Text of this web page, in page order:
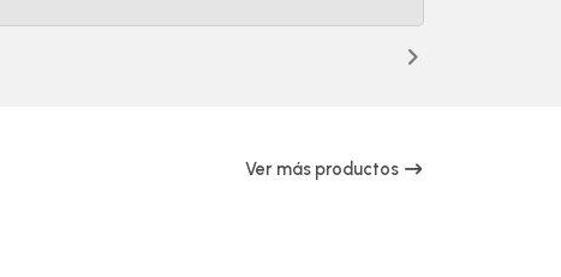
Ver más productos